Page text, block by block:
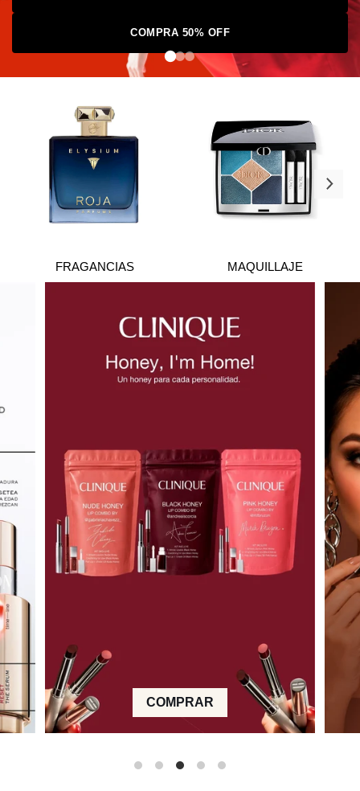
COMPRA 50% OFF
FRAGANCIAS MAQUILLAJE